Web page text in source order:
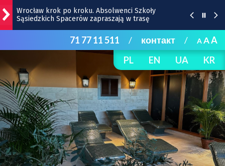
Wrocław krok po kroku. Absolwenci Szkoły
Sąsiedzkich Spacerów zapraszają w trasę
Bezpłatny koncert TeDe w Hucie! To kolejna odsłona
Dolnośląskich Koncertów Letnich [SZCZEGÓŁY]
Przedstawiamy bohaterów Super Meczu 2026:
drużyna Milanu i jej gwiazdy
Gwiazdy wystąpią na Dworcu Głównym we Wrocławiu
| TERMINY
Kamienica z Nadodrza po remoncie zyska windę! To
będzie duża metamorfoza
71 77 11 511 / контакт / AAA
PL
EN UA KR